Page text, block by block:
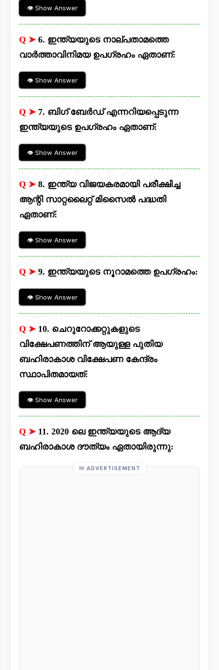
👁 Show Answer
Q ➤ 6. ഇന്ത്യയുടെ നാല്പതാമത്തെ
വാർത്താവിനിമയ ഉപഗ്രഹം ഏതാണ്:
👁 Show Answer
Q ➤ 7. ബിഗ് ബേർഡ് എന്നറിയപ്പെടുന്ന
ഇന്ത്യയുടെ ഉപഗ്രഹം ഏതാണ്:
👁 Show Answer
Q ➤ 8. ഇന്ത്യ വിജയകരമായി പരീക്ഷിച്ച
ആന്റി സാറ്റലൈറ്റ് മിസൈൽ പദ്ധതി
ഏതാണ്:
👁 Show Answer
Q ➤ 9. ഇന്ത്യയുടെ നൂറാമത്തെ ഉപഗ്രഹം:
👁 Show Answer
Q ➤ 10. ചെറുറോക്കറ്റുകളുടെ
വിക്ഷേപണത്തിന് ആയുള്ള പുതിയ
ബഹിരാകാശ വിക്ഷേപണ കേന്ദ്രം
സ്ഥാപിതമായത്:
👁 Show Answer
Q ➤ 11. 2020 ലെ ഇന്ത്യയുടെ ആദ്യ
ബഹിരാകാശ ദൗത്യം ഏതായിരുന്നു:
ADVERTISEMENT